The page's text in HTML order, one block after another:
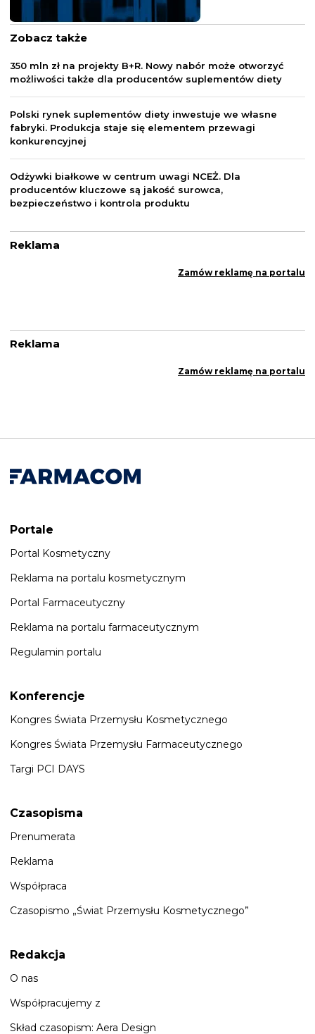
Zobacz także
350 mln zł na projekty B+R. Nowy nabór może otworzyć
możliwości także dla producentów suplementów diety
Polski rynek suplementów diety inwestuje we własne
fabryki. Produkcja staje się elementem przewagi
konkurencyjnej
Odżywki białkowe w centrum uwagi NCEŻ. Dla
producentów kluczowe są jakość surowca,
bezpieczeństwo i kontrola produktu
Reklama
Zamów reklamę na portalu
Reklama
Zamów reklamę na portalu
Portale
Portal Kosmetyczny
Reklama na portalu kosmetycznym
Portal Farmaceutyczny
Reklama na portalu farmaceutycznym
Regulamin portalu
Konferencje
Kongres Świata Przemysłu Kosmetycznego
Kongres Świata Przemysłu Farmaceutycznego
Targi PCI DAYS
Czasopisma
Prenumerata
Reklama
Współpraca
Czasopismo „Świat Przemysłu Kosmetycznego”
Redakcja
O nas
Współpracujemy z
Skład czasopism: Aera Design